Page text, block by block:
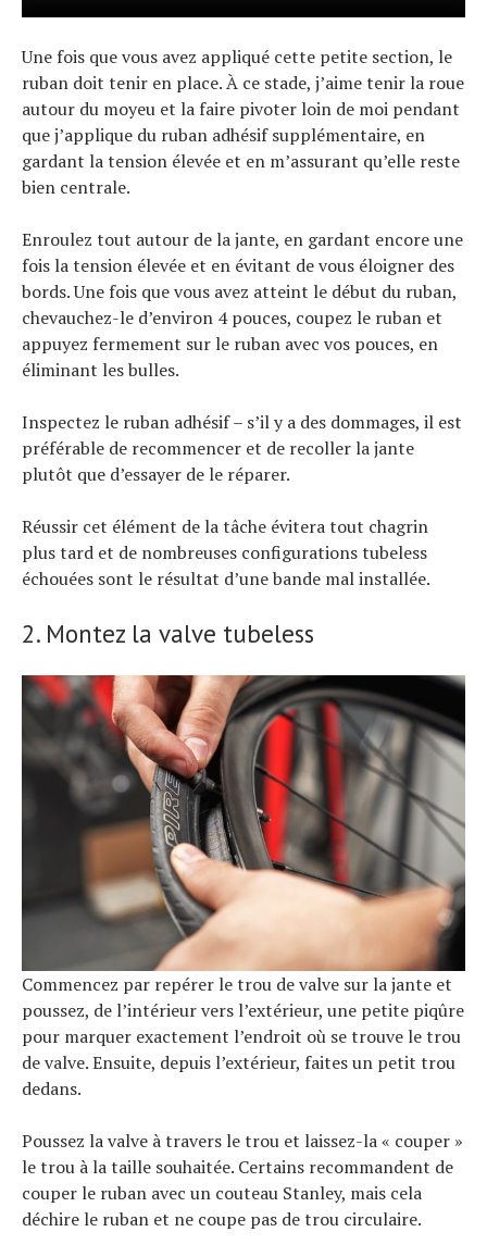
Une fois que vous avez appliqué cette petite section, le
ruban doit tenir en place. À ce stade, j’aime tenir la roue
autour du moyeu et la faire pivoter loin de moi pendant
que j’applique du ruban adhésif supplémentaire, en
gardant la tension élevée et en m’assurant qu’elle reste
bien centrale.
Enroulez tout autour de la jante, en gardant encore une
fois la tension élevée et en évitant de vous éloigner des
bords. Une fois que vous avez atteint le début du ruban,
chevauchez-le d’environ 4 pouces, coupez le ruban et
appuyez fermement sur le ruban avec vos pouces, en
éliminant les bulles.
Inspectez le ruban adhésif – s’il y a des dommages, il est
préférable de recommencer et de recoller la jante
plutôt que d’essayer de le réparer.
Réussir cet élément de la tâche évitera tout chagrin
plus tard et de nombreuses configurations tubeless
échouées sont le résultat d’une bande mal installée.
2. Montez la valve tubeless
Commencez par repérer le trou de valve sur la jante et
poussez, de l’intérieur vers l’extérieur, une petite piqûre
pour marquer exactement l’endroit où se trouve le trou
de valve. Ensuite, depuis l’extérieur, faites un petit trou
dedans.
Poussez la valve à travers le trou et laissez-la « couper »
le trou à la taille souhaitée. Certains recommandent de
couper le ruban avec un couteau Stanley, mais cela
déchire le ruban et ne coupe pas de trou circulaire.